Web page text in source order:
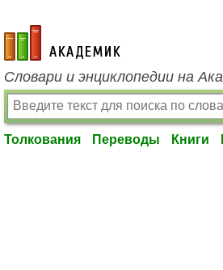
academic.ru
Словари и энциклопедии на
Толкования Переводы Книги